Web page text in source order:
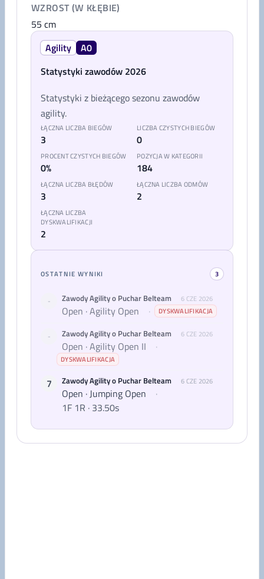
WZROST (W KŁĘBIE)
55 cm
Agility
A0
Statystyki zawodów 2026
Statystyki z bieżącego sezonu zawodów
agility.
ŁĄCZNA LICZBA BIEGÓW
3
LICZBA CZYSTYCH BIEGÓW
0
PROCENT CZYSTYCH BIEGÓW
0%
POZYCJA W KATEGORII
184
ŁĄCZNA LICZBA BŁĘDÓW
3
ŁĄCZNA LICZBA ODMÓW
2
ŁĄCZNA LICZBA
DYSKWALIFIKACJI
2
OSTATNIE WYNIKI 3
- Zawody Agility o Puchar Belteam 6 CZE 2026
Open · Agility Open · DYSKWALIFIKACJA
- Zawody Agility o Puchar Belteam 6 CZE 2026
Open · Agility Open II ·
DYSKWALIFIKACJA
7 Zawody Agility o Puchar Belteam 6 CZE 2026
Open · Jumping Open
·
1F 1R · 33.50s